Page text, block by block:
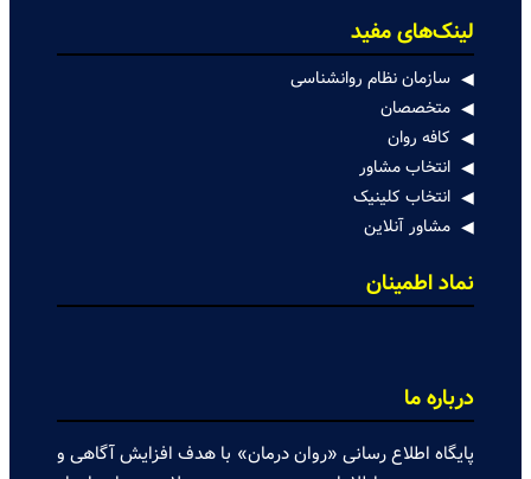
لینک‌های مفید
سازمان نظام روانشناسی
متخصصان
کافه روان
انتخاب مشاور
انتخاب کلینیک
مشاور آنلاین
نماد اطمینان
درباره ما
پایگاه اطلاع رسانی «روان درمان» با هدف افزایش آگاهی و